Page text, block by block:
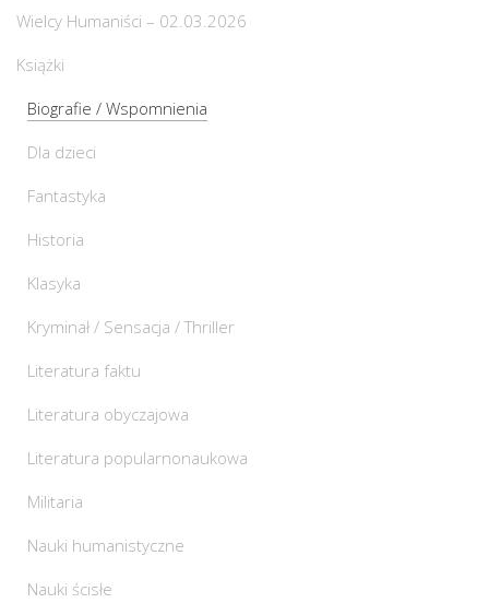
Wielcy Humaniści – 02.03.2026
Książki
Biografie / Wspomnienia
Dla dzieci
Fantastyka
Historia
Klasyka
Kryminał / Sensacja / Thriller
Literatura faktu
Literatura obyczajowa
Literatura popularnonaukowa
Militaria
Nauki humanistyczne
Nauki ścisłe